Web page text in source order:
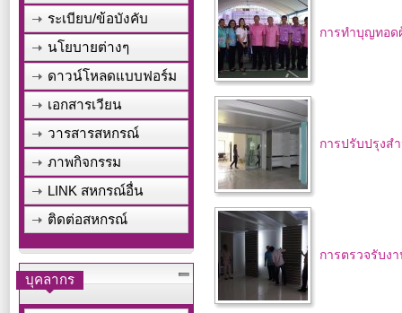
ระเบียบ/ข้อบังคับ
นโยบายต่างๆ
ดาวน์โหลดแบบฟอร์ม
เอกสารเวียน
วารสารสหกรณ์
ภาพกิจกรรม
LINK สหกรณ์อื่น
ติดต่อสหกรณ์
บุคลากร
การทำบุญทอด
การปรับปรุงส
การตรวจรับง